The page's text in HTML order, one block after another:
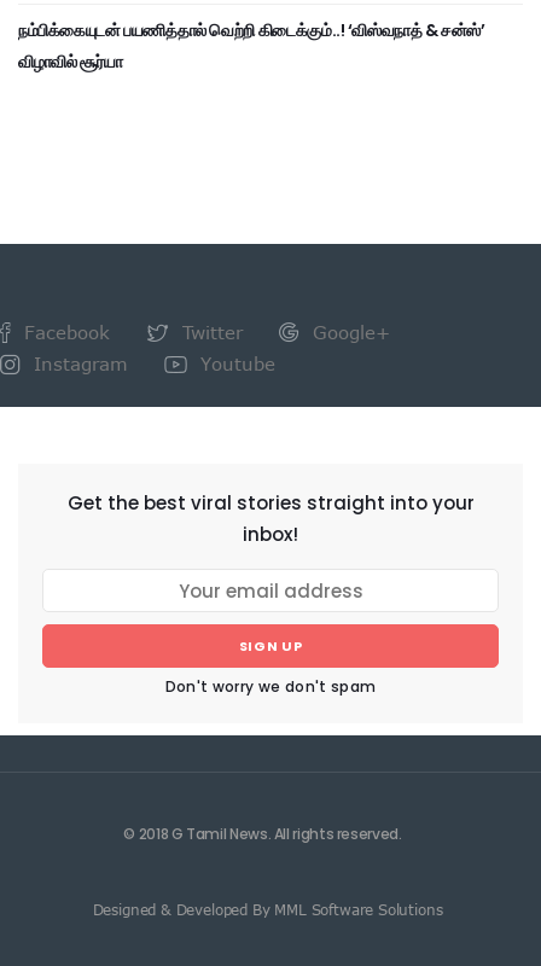
நம்பிக்கையுடன் பயணித்தால் வெற்றி கிடைக்கும்..! ‘விஸ்வநாத் & சன்ஸ்’
விழாவில் சூர்யா
Facebook Twitter
Google+
Instagram
Youtube
Get the best viral stories straight into your
inbox!
SIGN UP
Don't worry we don't spam
© 2018 G Tamil News. All rights reserved.
Designed & Developed By MML Software Solutions